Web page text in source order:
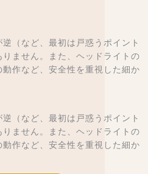
（など、最初は戸惑うポイント
ません。また、ヘッドライトの
作など、安全性を重視した細か
（など、最初は戸惑うポイント
ません。また、ヘッドライトの
作など、安全性を重視した細か